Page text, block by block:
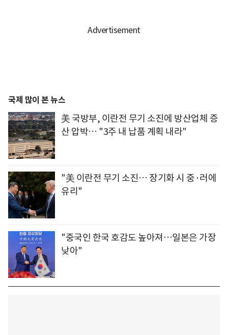
국제 많이 본 뉴스
美 국방부, 이란전 무기 소진에 방산업체 증
산 압박… "3주 내 납품 계획 내라"
"美 이란전 무기 소진… 장기화 시 중·러에
유리"
"중국인 한국 호감도 높아져…일본은 가장
낮아"